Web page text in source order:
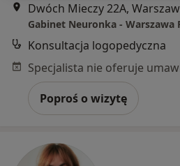
Dwóch Mieczy 22A,
Gabinet Neuronka - Warszawa
Konsultacja logopedyczna
Poproś o wizytę